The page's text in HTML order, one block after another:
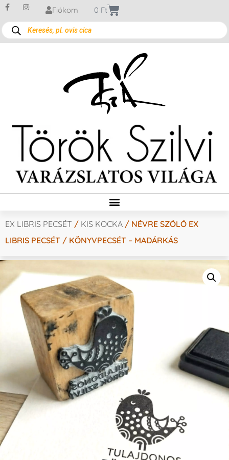
Fiókom 0 Ft
EX LIBRIS PECSÉT / KIS KOCKA / NÉVRE SZÓLÓ EX
LIBRIS PECSÉT / KÖNYVPECSÉT – MADÁRKÁS